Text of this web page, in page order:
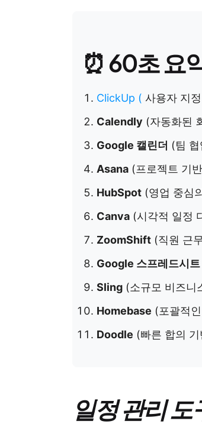
⏰ 60초 요
ClickUp ( 사용자 지
Calendly (자동화된
Google 캘린더 (팀
Asana (프로젝트 기
HubSpot (영업 중심
Canva (시각적 일정
ZoomShift (직원 근
Google 스프레드시트
Sling (소규모 비즈니
Homebase (포괄적
Doodle (빠른 합의
일정 관리